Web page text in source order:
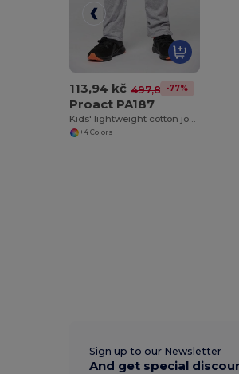
113,94 kč 497,81 kč
-77%
Proact PA187
+4 Colors
Sign up to our Newsletter
And get special